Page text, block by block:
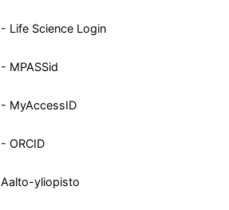
- Life Science Login
- MPASSid
- MyAccessID
- ORCID
Aalto-yliopisto